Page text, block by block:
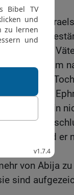
Kinder
wurden
Gott ihrer
Jerobeam
mit seinen
und
forthin
der HERR
und er
Töchter.
von Abija
sind